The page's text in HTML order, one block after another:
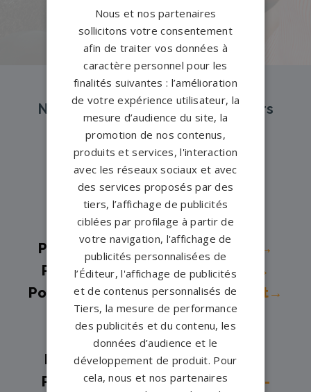
PERSONNALISEZ VOTRE MONUMENT
Nos pompes funèbres et marbriers
partenaires à proximité
Pompes funèbres -Ancenis→
Pompes funèbres -Blain→
Pompes funèbres - Bouaye→
Pompes funèbres -
Bouguenais→
Pompes funèbres -Carquefou→
Pompes funèbres -Châteaubriant→
Pompes funèbres - Guémené-
Penfao→
Pompes funèbres -Guérande→
Pompes funèbres -La Chapelle-
Nous et nos partenaires
sollicitons votre consentement
afin de traiter vos données à
caractère personnel pour les
finalités suivantes : l’amélioration
de votre expérience utilisateur, la
mesure d’audience du site, la
promotion de nos contenus,
produits et services, l'interaction
avec les réseaux sociaux et avec
des services proposés par des
tiers, l’affichage de publicités
ciblées par profilage à partir de
votre navigation, l'affichage de
publicités personnalisées de
l’Éditeur, l'affichage de publicités
et de contenus personnalisés de
Tiers, la mesure de performance
des publicités et du contenu, les
données d’audience et le
développement de produit. Pour
cela, nous et nos partenaires